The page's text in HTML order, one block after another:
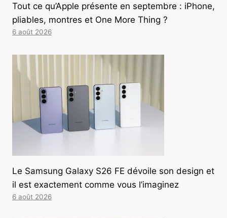
Tout ce qu’Apple présente en septembre : iPhone,
pliables, montres et One More Thing ?
6 août 2026
Le Samsung Galaxy S26 FE dévoile son design et
il est exactement comme vous l’imaginez
6 août 2026